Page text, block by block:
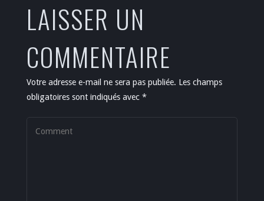
LAISSER UN
COMMENTAIRE
Votre adresse e-mail ne sera pas publiée. Les champs
obligatoires sont indiqués avec *